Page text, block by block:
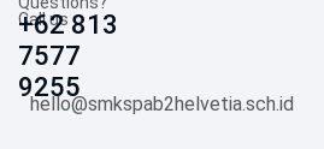
Call us
+62 813
7577
9255
hello@smkspab2helvetia.sch.id